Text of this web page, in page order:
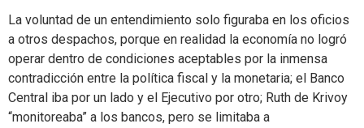
La voluntad de un entendimiento solo figuraba en los oficios
a otros despachos, porque en realidad la economía no logró
operar dentro de condiciones aceptables por la inmensa
contradicción entre la política fiscal y la monetaria; el Banco
Central iba por un lado y el Ejecutivo por otro; Ruth de Krivoy
“monitoreaba” a los bancos, pero se limitaba a